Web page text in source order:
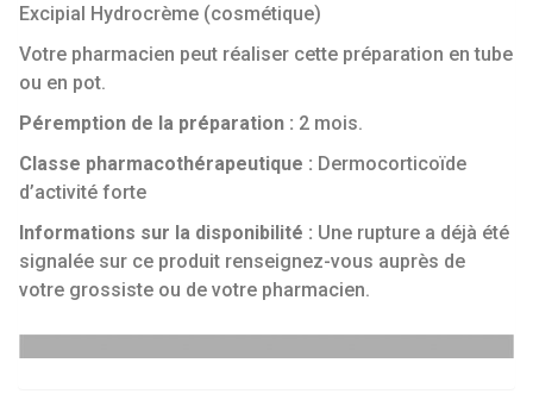
Excipial Hydrocrème (cosmétique)
Votre pharmacien peut réaliser cette préparation en tube
ou en pot.
Péremption de la préparation : 2 mois.
Classe pharmacothérapeutique : Dermocorticoïde
d’activité forte
Informations sur la disponibilité : Une rupture a déjà été
signalée sur ce produit renseignez-vous auprès de
votre grossiste ou de votre pharmacien.